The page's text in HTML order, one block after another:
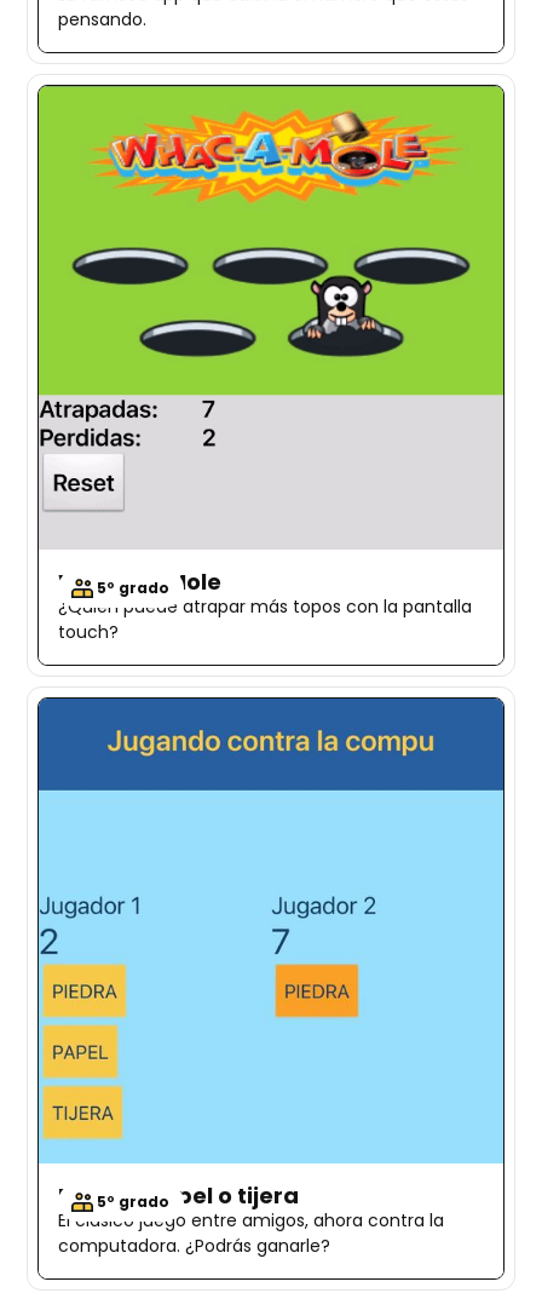
pensando.
5º grado
Whac-A-Mole
¿Quién puede atrapar más topos con la pantalla
touch?
5º grado
Piedra, papel o tijera
El clásico juego entre amigos, ahora contra la
computadora. ¿Podrás ganarle?